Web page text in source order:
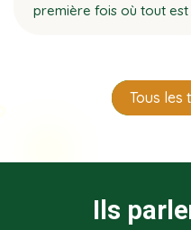
première fois où tout est
Tous les
Ils